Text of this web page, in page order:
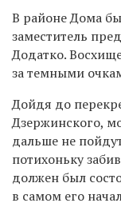
В районе Дома
заместитель
Додатко.
за темными
Дойдя до
Дзержинского,
дальше не
потихоньку
должен был
в самом его